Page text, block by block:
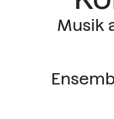
Musik